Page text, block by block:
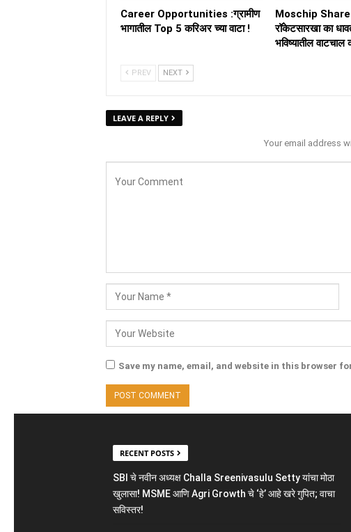
Career Opportunities :ग्रामीण
भागातील Top 5 करिअर च्या वाटा !
Moschip
रॉकेटसारखा का
भविष्यातील
PREV NEXT
LEAVE A REPLY
Your email address
Save my name, email, and website in this browser
RECENT POSTS
SBI चे नवीन अध्यक्ष Challa Sreenivasulu Setty यांचा मोठा
खुलासा! MSME आणि Agri Growth चे ‘हे’ आहे खरे गुपित; वाचा
सविस्तर!